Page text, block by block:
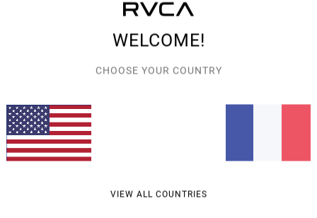
WELCOME!
CHOOSE YOUR COUNTRY
VIEW ALL COUNTRIES